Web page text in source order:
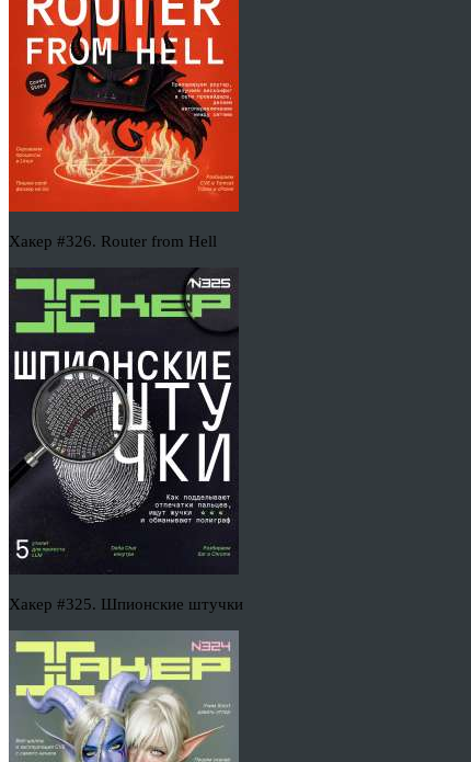
Хакер #326. Router from Hell
Хакер #325. Шпионские штучки